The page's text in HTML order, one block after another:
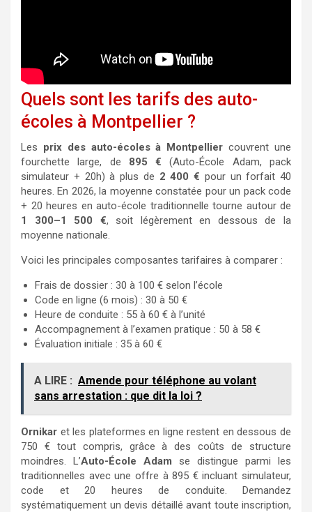
Quels sont les tarifs des auto-
écoles à Montpellier ?
Les prix des auto-écoles à Montpellier couvrent une
fourchette large, de 895 € (Auto-École Adam, pack
simulateur + 20h) à plus de 2 400 € pour un forfait 40
heures. En 2026, la moyenne constatée pour un pack code
+ 20 heures en auto-école traditionnelle tourne autour de
1 300–1 500 €, soit légèrement en dessous de la
moyenne nationale.
Voici les principales composantes tarifaires à comparer :
Frais de dossier : 30 à 100 € selon l’école
Code en ligne (6 mois) : 30 à 50 €
Heure de conduite : 55 à 60 € à l’unité
Accompagnement à l’examen pratique : 50 à 58 €
Évaluation initiale : 35 à 60 €
A LIRE : Amende pour téléphone au volant
sans arrestation : que dit la loi ?
Ornikar et les plateformes en ligne restent en dessous de
750 € tout compris, grâce à des coûts de structure
moindres. L’Auto-École Adam se distingue parmi les
traditionnelles avec une offre à 895 € incluant simulateur,
code et 20 heures de conduite. Demandez
systématiquement un devis détaillé avant toute inscription,